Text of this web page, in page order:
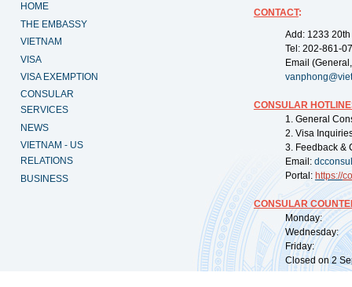
HOME
THE EMBASSY
VIETNAM
VISA
VISA EXEMPTION
CONSULAR
SERVICES
NEWS
VIETNAM - US
RELATIONS
BUSINESS
CONTACT:
Add: 1233
Tel: 202-861-
Email
CONSULAR
1. General
2. Visa
3. Feedback &
Email:
Portal: https://
CONSULAR
Monday:
Wednesday:
Friday:
Closed on 2